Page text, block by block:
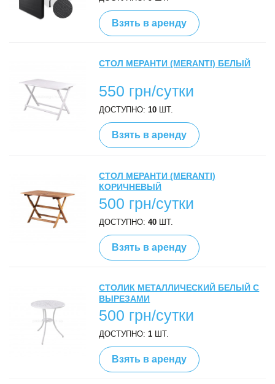
Взять в аренду
СТОЛ МЕРАНТИ (MERANTI) БЕЛЫЙ
550 грн/сутки
ДОСТУПНО:10 ШТ.
Взять в аренду
СТОЛ МЕРАНТИ (MERANTI)
КОРИЧНЕВЫЙ
500 грн/сутки
ДОСТУПНО:40 ШТ.
Взять в аренду
СТОЛИК МЕТАЛЛИЧЕСКИЙ БЕЛЫЙ С
ВЫРЕЗАМИ
500 грн/сутки
ДОСТУПНО:1 ШТ.
Взять в аренду